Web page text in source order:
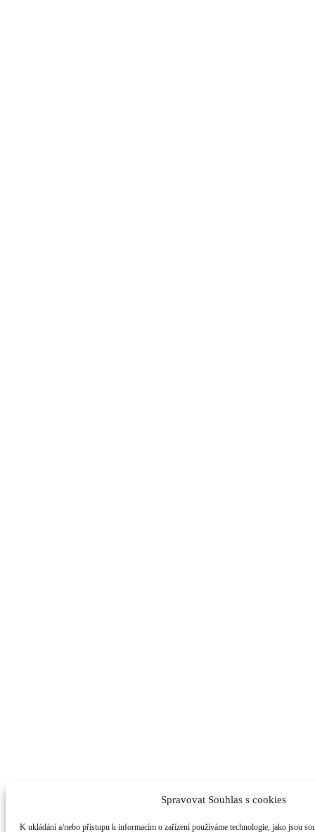
Spravovat Souhlas s cookies
K ukládání a/nebo přístupu k informacím o zařízení používáme technologie, jako jsou